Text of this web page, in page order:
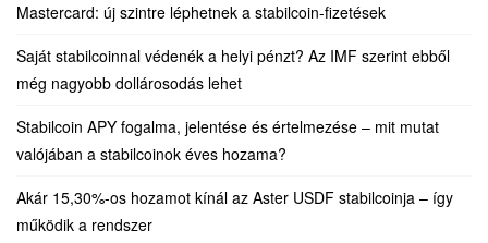
Mastercard: új szintre léphetnek a stabilcoin-fizetések
Saját stabilcoinnal védenék a helyi pénzt? Az IMF szerint ebből
még nagyobb dollárosodás lehet
Stabilcoin APY fogalma, jelentése és értelmezése – mit mutat
valójában a stabilcoinok éves hozama?
Akár 15,30%-os hozamot kínál az Aster USDF stabilcoinja – így
működik a rendszer